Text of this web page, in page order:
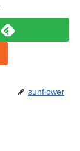
sunflower